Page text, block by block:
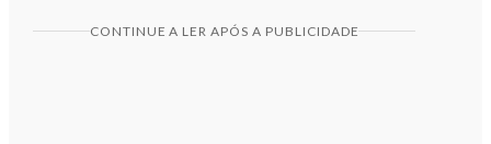
CONTINUE A LER APÓS A PUBLICIDADE